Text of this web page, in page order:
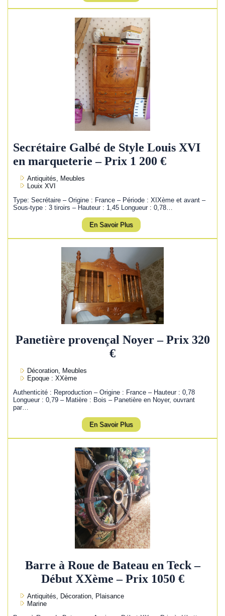
Secrétaire Galbé de Style Louis XVI
en marqueterie – Prix 1 200 €
Antiquités, Meubles
Louix XVI
Type: Secrétaire – Origine : France – Période : XIXème et avant –
Sous-type : 3 tiroirs – Hauteur : 1,45 Longueur : 0,78…
En Savoir Plus
Panetière provençal Noyer – Prix 320
€
Décoration, Meubles
Epoque : XXème
Authenticité : Reproduction – Origine : France – Hauteur : 0,78
Longueur : 0,79 – Matière : Bois – Panetière en Noyer, ouvrant
par…
En Savoir Plus
Barre à Roue de Bateau en Teck –
Début XXème – Prix 1050 €
Antiquités, Décoration, Plaisance
Marine